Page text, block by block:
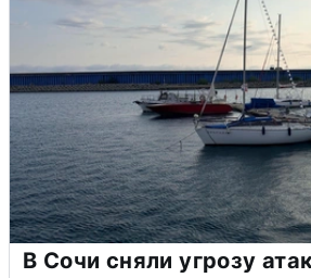
В Сочи сняли угрозу